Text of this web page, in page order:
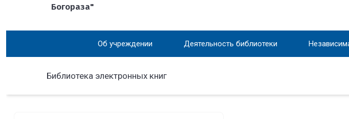
Богораза"
Об учреждении Деятельность библиотеки
Библиотека электронных книг